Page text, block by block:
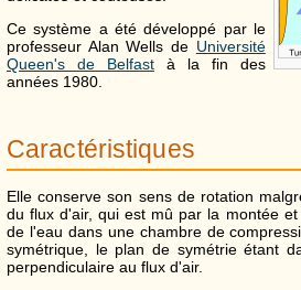
Ce système a été développé par le
professeur Alan Wells de Université
Queen's de Belfastà la fin des
années 1980.
Caractéristiques
Elle conserve son sens de rotation
du flux d'air, qui est mû par la montée
de l'eau dans une chambre de
symétrique, le plan de symétrie étant
perpendiculaire au flux d'air.